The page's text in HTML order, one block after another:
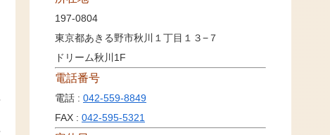
197-0804
東京都あきる野市秋川１丁目１３−７
ドリーム秋川1F
電話番号
電話 : 042-559-8849
FAX : 042-595-5321